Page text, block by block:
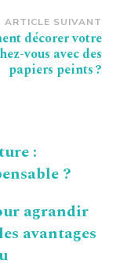
ARTICLE SUIVANT
décorer votre
vous avec des
papiers peints ?
:
?
agrandir
avantages